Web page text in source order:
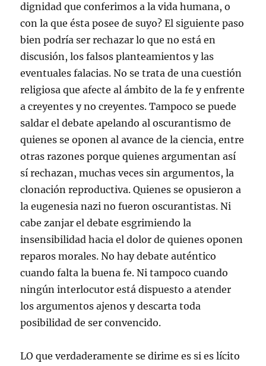
dignidad que conferimos a la vida humana, o
con la que ésta posee de suyo? El siguiente paso
bien podría ser rechazar lo que no está en
discusión, los falsos planteamientos y las
eventuales falacias. No se trata de una cuestión
religiosa que afecte al ámbito de la fe y enfrente
a creyentes y no creyentes. Tampoco se puede
saldar el debate apelando al oscurantismo de
quienes se oponen al avance de la ciencia, entre
otras razones porque quienes argumentan así
sí rechazan, muchas veces sin argumentos, la
clonación reproductiva. Quienes se opusieron a
la eugenesia nazi no fueron oscurantistas. Ni
cabe zanjar el debate esgrimiendo la
insensibilidad hacia el dolor de quienes oponen
reparos morales. No hay debate auténtico
cuando falta la buena fe. Ni tampoco cuando
ningún interlocutor está dispuesto a atender
los argumentos ajenos y descarta toda
posibilidad de ser convencido.
LO que verdaderamente se dirime es si es lícito